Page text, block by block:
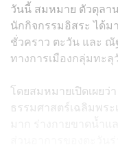
วันนี้ สมหมาย ตัวตุลา
นักกิจกรรมอิสระ ได้
ชั่วคราว ตะวัน และ
ทางการเมืองกลุ่มทะ
โดยสมหมายเปิดเผยว่
ธรรมศาสตร์เฉลิมพร